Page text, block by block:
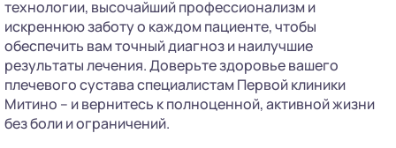
технологии, высочайший профессионализм и
искреннюю заботу о каждом пациенте, чтобы
обеспечить вам точный диагноз и наилучшие
результаты лечения. Доверьте здоровье вашего
плечевого сустава специалистам Первой клиники
Митино – и вернитесь к полноценной, активной жизни
без боли и ограничений.